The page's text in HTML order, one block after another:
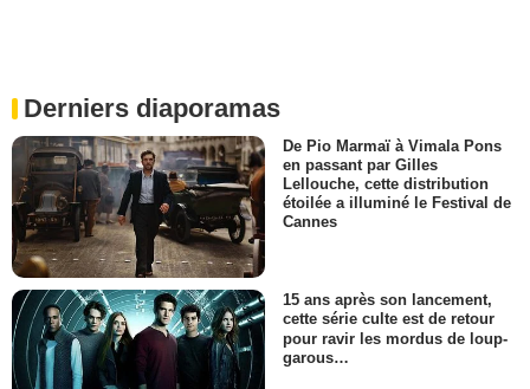
Derniers diaporamas
De Pio Marmaï à Vimala Pons
en passant par Gilles
Lellouche, cette distribution
étoilée a illuminé le Festival de
Cannes
15 ans après son lancement,
cette série culte est de retour
pour ravir les mordus de loup-
garous…